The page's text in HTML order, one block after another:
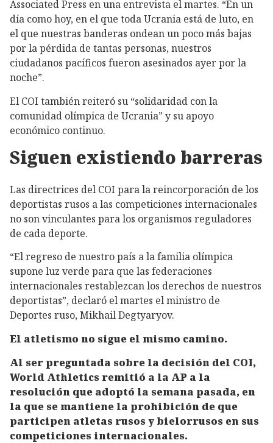
Associated Press en una entrevista el martes. “En un
día como hoy, en el que toda Ucrania está de luto, en
el que nuestras banderas ondean un poco más bajas
por la pérdida de tantas personas, nuestros
ciudadanos pacíficos fueron asesinados ayer por la
noche”.
El COI también reiteró su “solidaridad con la
comunidad olímpica de Ucrania” y su apoyo
económico continuo.
Siguen existiendo barreras
Las directrices del COI para la reincorporación de los
deportistas rusos a las competiciones internacionales
no son vinculantes para los organismos reguladores
de cada deporte.
“El regreso de nuestro país a la familia olímpica
supone luz verde para que las federaciones
internacionales restablezcan los derechos de nuestros
deportistas”, declaró el martes el ministro de
Deportes ruso, Mikhail Degtyaryov.
El atletismo no sigue el mismo camino.
Al ser preguntada sobre la decisión del COI,
World Athletics remitió a la AP a la
resolución que adoptó la semana pasada, en
la que se mantiene la prohibición de que
participen atletas rusos y bielorrusos en sus
competiciones internacionales.